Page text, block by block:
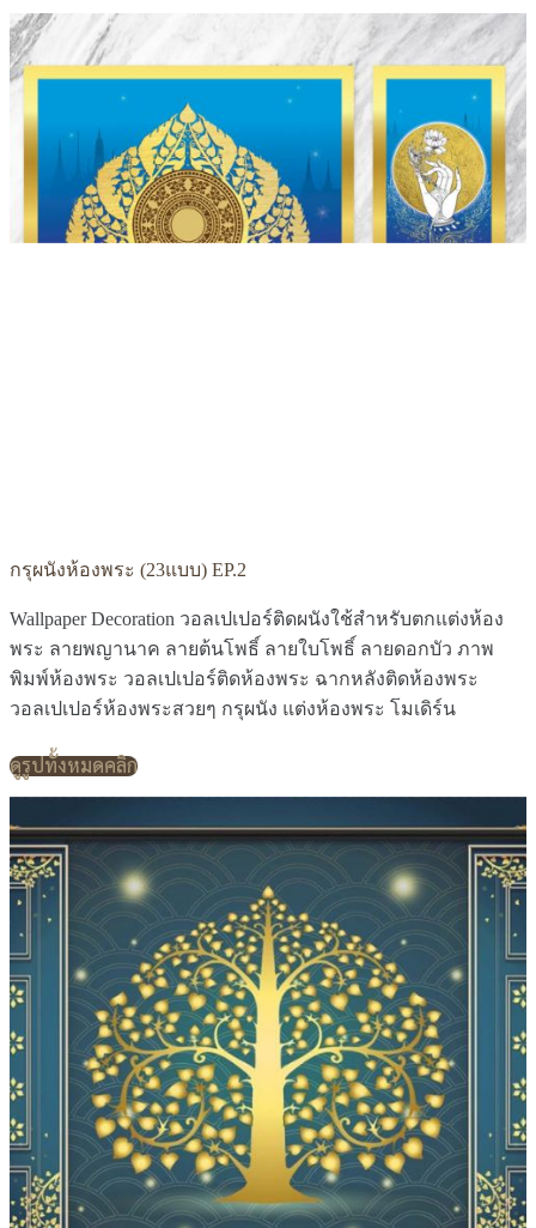
กรุผนังห้องพระ (23แบบ) EP.2
Wallpaper Decoration วอลเปเปอร์ติดผนังใช้สำหรับตกแต่งห้อง
พระ ลายพญานาค ลายต้นโพธิ์ ลายใบโพธิ์ ลายดอกบัว ภาพ
พิมพ์ห้องพระ วอลเปเปอร์ติดห้องพระ ฉากหลังติดห้องพระ
วอลเปเปอร์ห้องพระสวยๆ กรุผนัง แต่งห้องพระ โมเดิร์น
ดูรูปทั้งหมดคลิก